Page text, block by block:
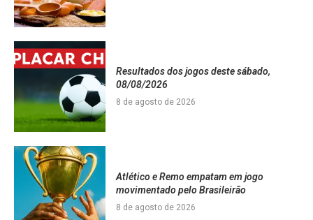
Resultados dos jogos deste sábado,
08/08/2026
8 de agosto de 2026
Atlético e Remo empatam em jogo
movimentado pelo Brasileirão
8 de agosto de 2026